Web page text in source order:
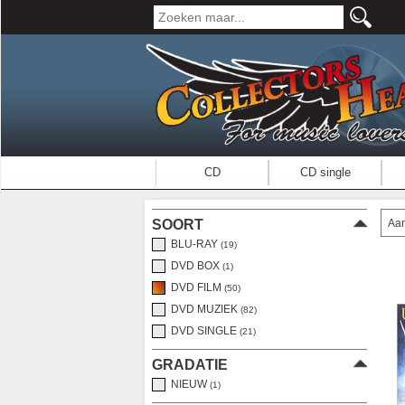
CD CD single
SOORT
BLU-RAY (19)
DVD BOX (1)
DVD FILM (50)
DVD MUZIEK (82)
DVD SINGLE (21)
GRADATIE
NIEUW(1)